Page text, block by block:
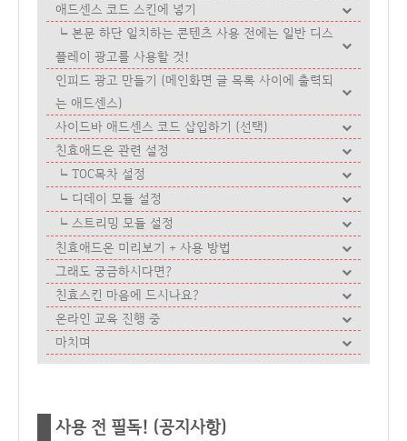
애드센스 코드 스킨에 넣기
본문 하단 일치하는 콘텐츠 사용 전에는 일반 디스
플레이 광고를 사용할 것!
인피드 광고 만들기 (메인화면 글 목록 사이에 출력되
는 애드센스)
사이드바 애드센스 코드 삽입하기 (선택)
친효애드온 관련 설정
TOC목차 설정
디데이 모듈 설정
스트리밍 모듈 설정
친효애드온 미리보기 + 사용 방법
그래도 궁금하시다면?
친효스킨 마음에 드시나요?
온라인 교육 진행 중
마치며
사용 전 필독! (공지사항)